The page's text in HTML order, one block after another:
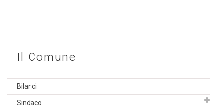
Il Comune
Bilanci
Sindaco